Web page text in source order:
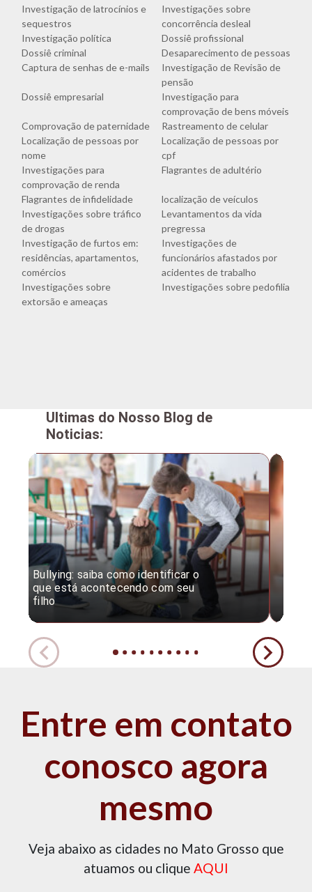
Investigação de latrocínios e
sequestros
Investigações sobre
concorrência desleal
Investigação política
Dossiê profissional
Dossiê criminal
Desaparecimento de pessoas
Captura de senhas de e-mails
Investigação de Revisão de
pensão
Dossiê empresarial
Investigação para
comprovação de bens móveis
Comprovação de paternidade
Rastreamento de celular
Localização de pessoas por
nome
Localização de pessoas por
cpf
Investigações para
comprovação de renda
Flagrantes de adultério
Flagrantes de infidelidade
localização de veículos
Investigações sobre tráfico
de drogas
Levantamentos da vida
pregressa
Investigação de furtos em:
residências, apartamentos,
comércios
Investigações de
funcionários afastados por
acidentes de trabalho
Investigações sobre
extorsão e ameaças
Investigações sobre pedofilia
Ultimas do Nosso Blog de
Noticias:
Bullying: saiba como identificar o
que está acontecendo com seu
filho
Entre em contato
conosco agora
mesmo
Veja abaixo as cidades no Mato Grosso que
atuamos ou clique AQUI